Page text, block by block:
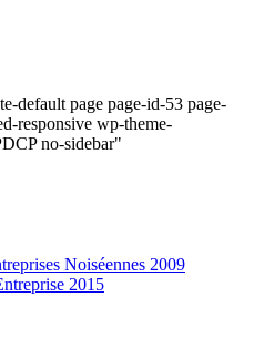
default page page-id-53 page-
responsive wp-theme-
no-sidebar"
Noiséennes 2009
2015